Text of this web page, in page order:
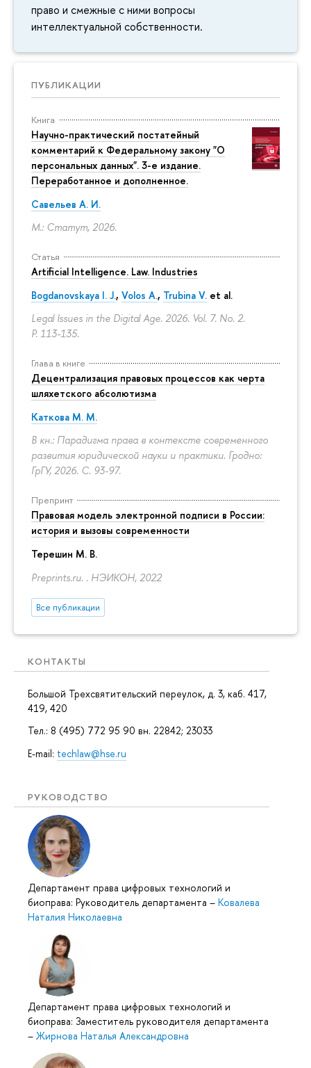
право и смежные с ними вопросы
интеллектуальной собственности.
ПУБЛИКАЦИИ
Книга
Научно-практический постатейный
комментарий к Федеральному закону "О
персональных данных". 3-е издание.
Переработанное и дополненное.
Савельев А. И.
М.: Статут, 2026.
Статья
Artificial Intelligence. Law. Industries
Bogdanovskaya I. J., Volos A., Trubina V. et al.
Legal Issues in the Digital Age. 2026. Vol. 7. No. 2.
P. 113-135.
Глава в книге
Децентрализация правовых процессов как черта
шляхетского абсолютизма
Каткова М. М.
В кн.: Парадигма права в контексте современного
развития юридической науки и практики. Гродно:
ГрГУ, 2026. С. 93-97.
Препринт
Правовая модель электронной подписи в России:
история и вызовы современности
Терешин М. В.
Preprints.ru. . НЭИКОН, 2022
Все публикации
КОНТАКТЫ
Большой Трехсвятительский переулок, д. 3, каб. 417,
419, 420
Тел.: 8 (495) 772 95 90 вн. 22842; 23033
E-mail: techlaw@hse.ru
РУКОВОДСТВО
Департамент права цифровых технологий и
биоправа: Руководитель департамента – Ковалева
Наталия Николаевна
Департамент права цифровых технологий и
биоправа: Заместитель руководителя департамента
– Жирнова Наталья Александровна